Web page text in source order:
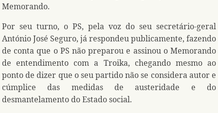
Memorando.
Por seu turno, o PS, pela voz do seu secretário-geral
António José Seguro, já respondeu publicamente, fazendo
de conta que o PS não preparou e assinou o Memorando
de entendimento com a Troika, chegando mesmo ao
ponto de dizer que o seu partido não se considera autor e
cúmplice das medidas de austeridade e do
desmantelamento do Estado social.